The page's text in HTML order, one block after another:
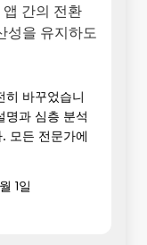
간의 전환
성을 유지하도
바꾸었습니
명과 심층 분석
모든 전문가에
1일